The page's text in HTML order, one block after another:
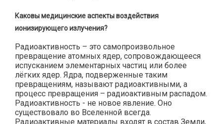
Каковы медицинские аспекты воздействия
ионизирующего излучения?
Радиоактивность – это самопроизвольное
превращение атомных ядер, сопровождающееся
испусканием элементарных частиц или более
лёгких ядер. Ядра, подверженные таким
превращениям, называют радиоактивными, а
процесс превращения – радиоактивным распадом.
Радиоактивность - не новое явление. Оно
существовало во Вселенной всегда.
Радиоактивные материалы входят в состав Земли,